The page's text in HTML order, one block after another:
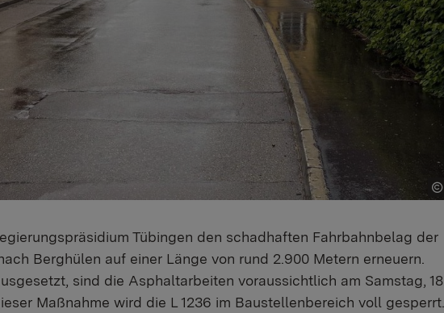
Tübingen den schadhaften Fahrbahnbelag der
Berghülen auf einer Länge von rund 2.900 Metern erneuern.
sind die Asphaltarbeiten voraussichtlich am Samstag, 18.
Maßnahme wird die L 1236 im Baustellenbereich voll gesperrt.